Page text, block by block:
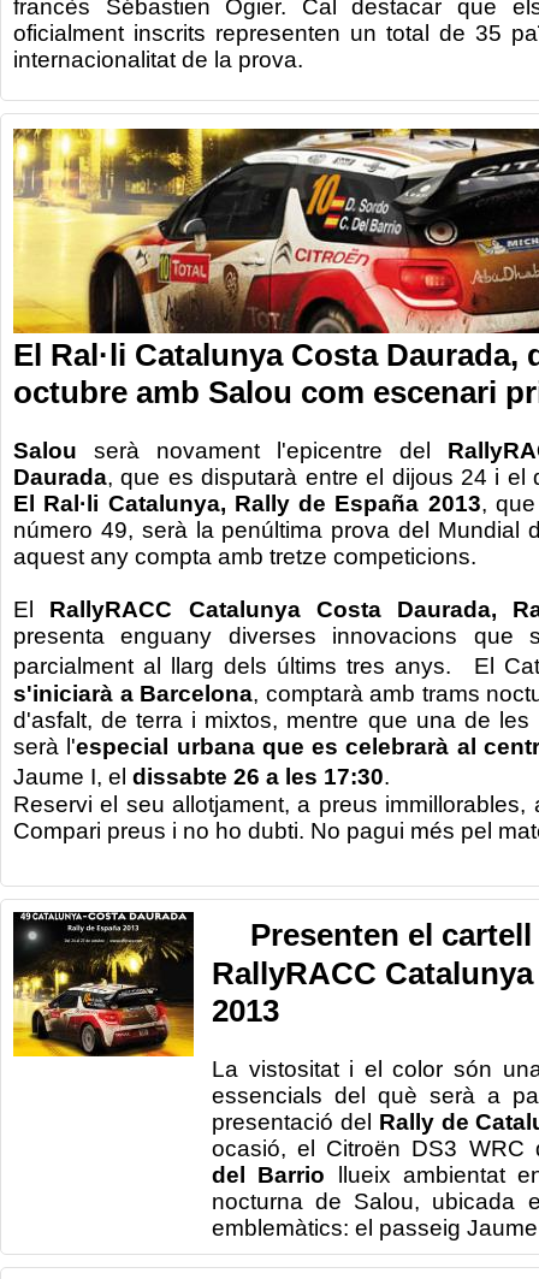
francès Sébastien Ogier. Cal destacar que
oficialment inscrits representen un total de 35
internacionalitat de la prova.
El Ral·li Catalunya Costa Daurada,
octubre amb Salou com escenari
Salou serà novament l'epicentre del
Daurada, que es disputarà entre el dijous 24 i el
El Ral·li Catalunya, Rally de España 2013,
número 49, serà la penúltima prova del Mundial
aquest any compta amb tretze competicions.
El RallyRACC Catalunya Costa Daurada,
presenta enguany diverses innovacions que
parcialment al llarg dels últims tres anys. El
s'iniciarà a Barcelona, comptarà amb trams
d'asfalt, de terra i mixtos, mentre que una de
serà l'especial urbana que es celebrarà al
Jaume I, el dissabte 26 a les 17:30.
Reservi el seu allotjament, a preus immillorables,
Compari preus i no ho dubti. No pagui més pel
Presenten el cartell
RallyRACC
2013
La vistositat i el color són
essencials del què serà a
presentació del Rally de
ocasió, el Citroën DS3
del Barrio llueix ambientat
nocturna de Salou, ubicada
emblemàtics: el passeig